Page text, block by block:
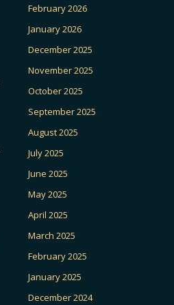
February 2026
January 2026
December 2025
November 2025
October 2025
September 2025
August 2025
July 2025
June 2025
May 2025
April 2025
March 2025
February 2025
January 2025
December 2024